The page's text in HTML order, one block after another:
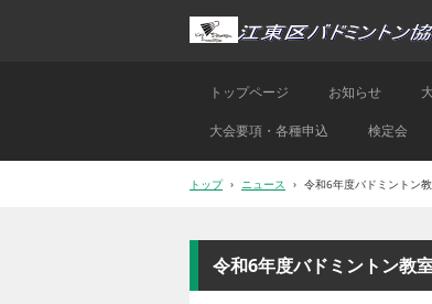
トップページ お知らせ
大会要項・各種申込 検定会
トップ › ニュース › 令和6年度バドミントン
令和6年度バドミントン教